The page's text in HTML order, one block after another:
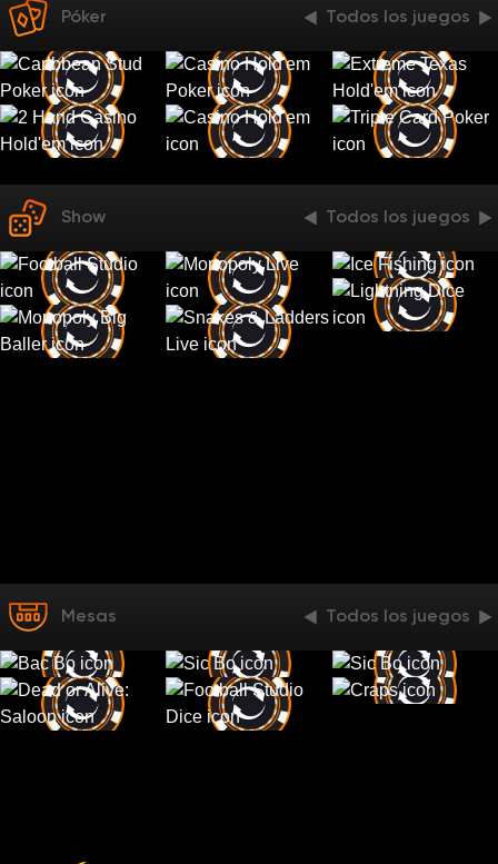
Póker Todos los juegos
Show Todos los juegos
Mesas Todos los juegos